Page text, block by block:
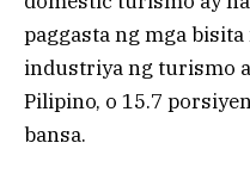
paggasta ng mga
industriya ng turismo
Pilipino, o 15.7
bansa.